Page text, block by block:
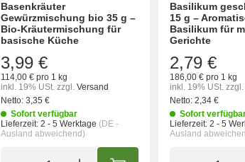
Basenkräuter
Gewürzmischung bio 35 g –
Bio-Kräutermischung für
basische Küche
3,99 €
114,00 € pro 1 kg
inkl. 19% USt. zzgl. Versand
Netto: 3,35 €
Sofort verfügbar
Lieferzeit: 2 - 5 Werktage (DE -
Ausland abweichend)
Basilikum
15 g –
Basilikum für
Gerichte
2,79 €
186,00 € pro 1 kg
inkl. 19% USt. zzgl.
Netto: 2,34 €
Sofort
Lieferzeit: 2 - 5
Ausland